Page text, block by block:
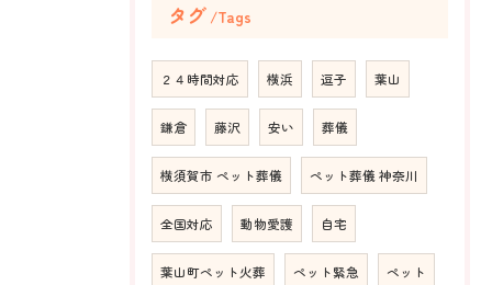
タグ Tags
２４時間対応 横浜 逗子 葉山
鎌倉 藤沢 安い 葬儀
横須賀市 ペット葬儀 ペット葬儀 神奈川
全国対応 動物愛護 自宅
葉山町ペット火葬 ペット緊急 ペット